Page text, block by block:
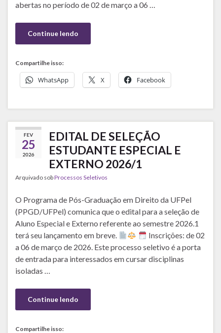
abertas no período de 02 de março a 06 …
Continue lendo
Compartilhe isso:
WhatsApp X Facebook
FEV
25
2026
EDITAL DE SELEÇÃO
ESTUDANTE ESPECIAL E
EXTERNO 2026/1
Arquivado sobProcessos Seletivos
O Programa de Pós-Graduação em Direito da UFPel
(PPGD/UFPel) comunica que o edital para a seleção de
Aluno Especial e Externo referente ao semestre 2026.1
terá seu lançamento em breve.
Inscrições: de 02
a 06 de março de 2026. Este processo seletivo é a porta
de entrada para interessados em cursar disciplinas
isoladas …
Continue lendo
Compartilhe isso: